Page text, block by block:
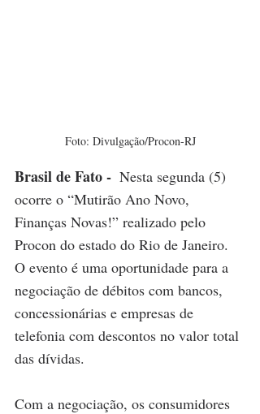
Foto: Divulgação/Procon-RJ
Brasil de Fato - Nesta segunda (5)
ocorre o “Mutirão Ano Novo,
Finanças Novas!” realizado pelo
Procon do estado do Rio de Janeiro.
O evento é uma oportunidade para a
negociação de débitos com bancos,
concessionárias e empresas de
telefonia com descontos no valor total
das dívidas.
Com a negociação, os consumidores